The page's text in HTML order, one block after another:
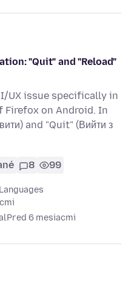
"Quit" and "Reload"
UX issue specifically in
on Android. In
and "Quit" (Вийти з
8 99
Languages
Pred 6 mesiacmi